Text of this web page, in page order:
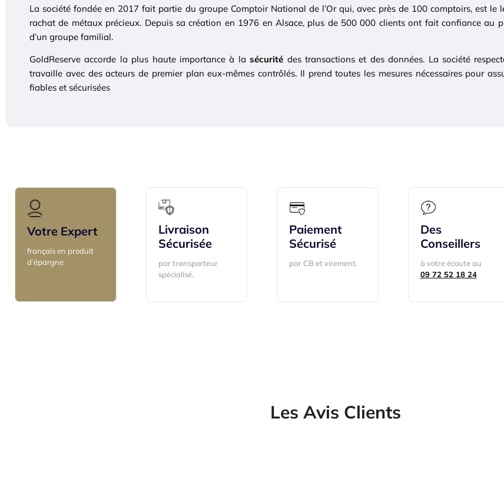
La société fondée en 2017 fait partie du groupe Comptoir National de l’Or qui, avec près de 100 comptoirs, est le
rachat de métaux précieux. Depuis sa création en 1976 en Alsace, plus de 500 000 clients ont fait confiance au
d’un groupe familial.
GoldReserve accorde la plus haute importance à lasécurité des transactions et des données. La société
travaille avec des acteurs de premier plan eux-mêmes contrôlés. Il prend toutes les mesures nécessaires pour
fiables et sécurisées
Votre Expert
français en produit
d’épargne
Votre Expert
français en produit
d’épargne
Livraison
Sécurisée
par transporteur
spécialisé.
Livraison
Sécurisée
par transporteur
spécialisé.
Paiement
Sécurisé
par CB et virement.
Paiement
Sécurisé
par CB et virement.
Des
Conseillers
à votre écoute au
09 72 52 18 24
Des
Conseillers
à votre écoute au
72 52 18 24
Les Avis Clients